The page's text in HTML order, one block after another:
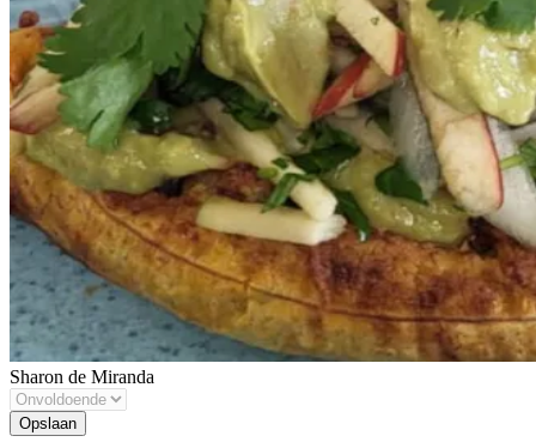
Sharon de Miranda